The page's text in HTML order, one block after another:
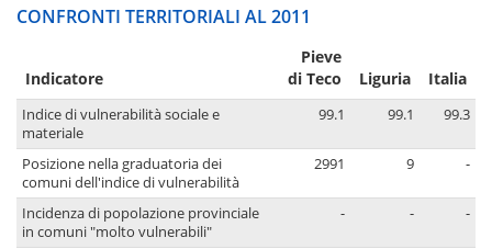
CONFRONTI TERRITORIALI AL 2011
Indicatore
Pieve
di Teco
Liguria Italia
Indice di vulnerabilità sociale e
materiale
99.1 99.1 99.3
Posizione nella graduatoria dei
comuni dell'indice di vulnerabilità
2991 9 -
Incidenza di popolazione provinciale
in comuni "molto vulnerabili"
- - -